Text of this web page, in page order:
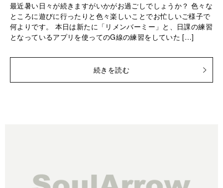
最近暑い日々が続きますがいかがお過ごしでしょうか？ 色々な
ところに遊びに行ったりと色々楽しいことでお忙しいご様子で
何よりです。 本日は新たに「リメンバーミー」と、日課の練習
となっているアプリを使ってのG線の練習をしていた […]
続きを読む